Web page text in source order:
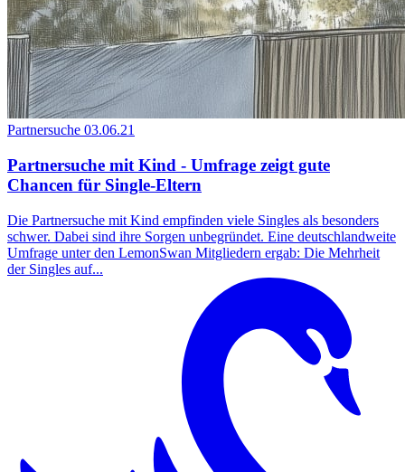
Partnersuche 03.06.21
Partnersuche mit Kind - Umfrage zeigt gute
Chancen für Single-Eltern
Die Partnersuche mit Kind empfinden viele Singles als besonders
schwer. Dabei sind ihre Sorgen unbegründet. Eine deutschlandweite
Umfrage unter den LemonSwan Mitgliedern ergab: Die Mehrheit
der Singles auf...